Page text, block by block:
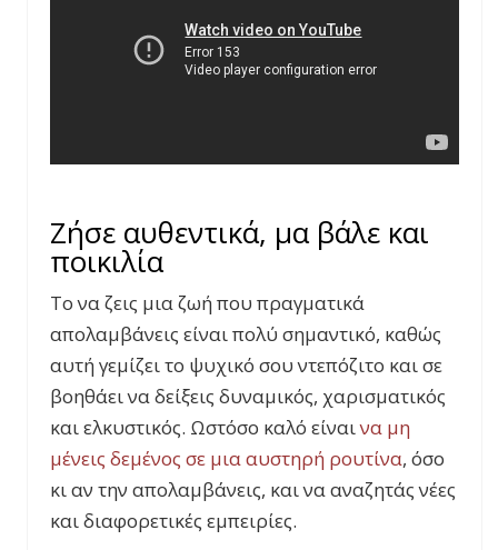
Ζήσε αυθεντικά, μα βάλε και
ποικιλία
Το να ζεις μια ζωή που πραγματικά
απολαμβάνεις είναι πολύ σημαντικό, καθώς
αυτή γεμίζει το ψυχικό σου ντεπόζιτο και σε
βοηθάει να δείξεις δυναμικός, χαρισματικός
και ελκυστικός. Ωστόσο καλό είναινα μη
μένεις δεμένος σε μια αυστηρή ρουτίνα, όσο
κι αν την απολαμβάνεις, και να αναζητάς νέες
και διαφορετικές εμπειρίες.